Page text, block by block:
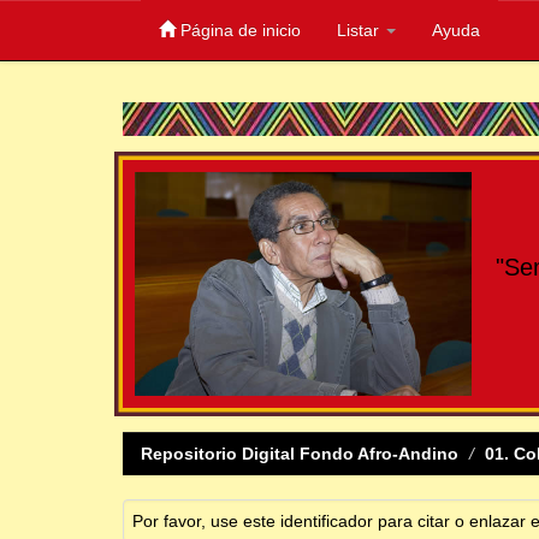
Página de inicio Listar Ayuda
Repositorio Digital Fondo Afro-Andino 01.
Por favor, use este identificador para citar o enlazar